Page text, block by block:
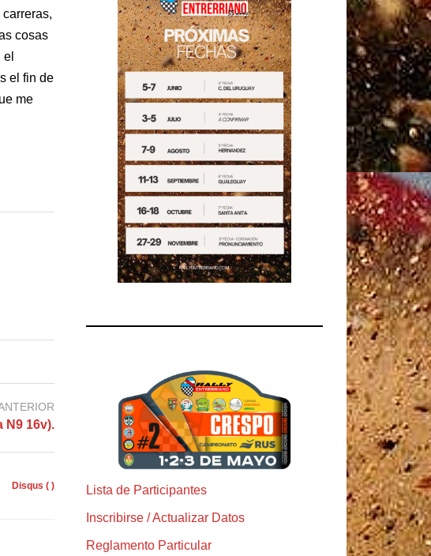
cosas
el fin de
me
N9 16v).
Disqus ( ) Lista de Participantes
Inscribirse / Actualizar Datos
Reglamento Particular